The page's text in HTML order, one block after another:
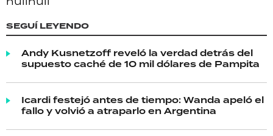
SEGUÍ LEYENDO
Andy Kusnetzoff reveló la verdad detrás del
supuesto caché de 10 mil dólares de Pampita
Icardi festejó antes de tiempo: Wanda apeló el
fallo y volvió a atraparlo en Argentina